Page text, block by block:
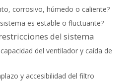
corrosivo, húmedo o caliente?
es estable o fluctuante?
del sistema
del ventilador y caída de
y accesibilidad del filtro